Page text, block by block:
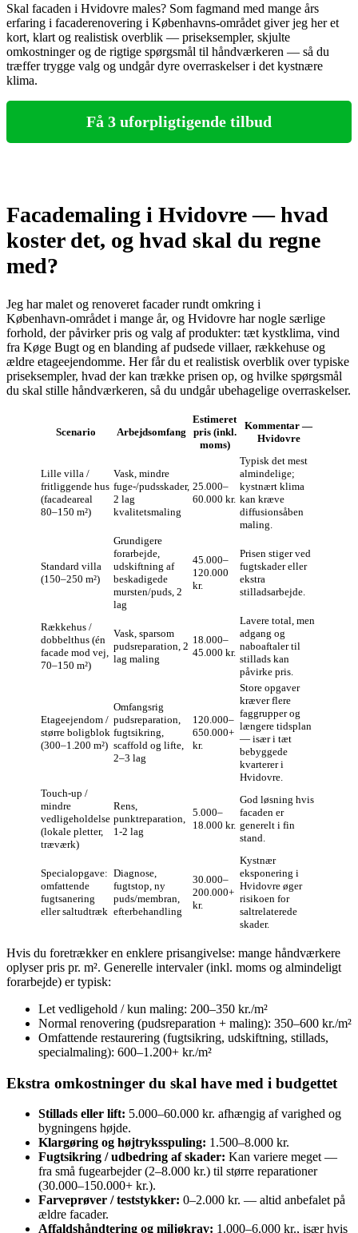
Skal facaden i Hvidovre males? Som fagmand med mange års
erfaring i facaderenovering i Københavns‑området giver jeg her et
kort, klart og realistisk overblik — priseksempler, skjulte
omkostninger og de rigtige spørgsmål til håndværkeren — så du
træffer trygge valg og undgår dyre overraskelser i det kystnære
klima.
Få 3 uforpligtigende tilbud
Facademaling i Hvidovre — hvad
koster det, og hvad skal du regne
med?
Jeg har malet og renoveret facader rundt omkring i
København‑området i mange år, og Hvidovre har nogle særlige
forhold, der påvirker pris og valg af produkter: tæt kystklima, vind
fra Køge Bugt og en blanding af pudsede villaer, rækkehuse og
ældre etageejendomme. Her får du et realistisk overblik over typiske
priseksempler, hvad der kan trække prisen op, og hvilke spørgsmål
du skal stille håndværkeren, så du undgår ubehagelige overraskelser.
Scenario Arbejdsomfang
Estimeret
pris (inkl.
moms)
Kommentar —
Hvidovre
Lille villa /
fritliggende hus
(facadeareal
80–150 m²)
Vask, mindre
fuge-/pudsskader,
2 lag
kvalitetsmaling
25.000–
60.000 kr.
Typisk det mest
almindelige;
kystnært klima
kan kræve
diffusionsåben
maling.
Standard villa
(150–250 m²)
Grundigere
forarbejde,
udskiftning af
beskadigede
mursten/puds, 2
lag
45.000–
120.000
kr.
Prisen stiger ved
fugtskader eller
ekstra
stilladsarbejde.
Rækkehus /
dobbelthus (én
facade mod vej,
70–150 m²)
Vask, sparsom
pudsreparation, 2
lag maling
18.000–
45.000 kr.
Lavere total, men
adgang og
naboaftaler til
stillads kan
påvirke pris.
Etageejendom /
større boligblok
(300–1.200 m²)
Omfangsrig
pudsreparation,
fugtsikring,
scaffold og lifte,
2–3 lag
120.000–
650.000+
kr.
Store opgaver
kræver flere
faggrupper og
længere tidsplan
— især i tæt
bebyggede
kvarterer i
Hvidovre.
Touch‑up /
mindre
vedligeholdelse
(lokale pletter,
træværk)
Rens,
punktreparation,
1‑2 lag
5.000–
18.000 kr.
God løsning hvis
facaden er
generelt i fin
stand.
Specialopgave:
omfattende
fugtsanering
eller saltudtræk
Diagnose,
fugtstop, ny
puds/membran,
efterbehandling
30.000–
200.000+
kr.
Kystnær
eksponering i
Hvidovre øger
risikoen for
saltrelaterede
skader.
Hvis du foretrækker en enklere prisangivelse: mange håndværkere
oplyser pris pr. m². Generelle intervaler (inkl. moms og almindeligt
forarbejde) er typisk:
Let vedligehold / kun maling: 200–350 kr./m²
Normal renovering (pudsreparation + maling): 350–600 kr./m²
Omfattende restaurering (fugtsikring, udskiftning, stillads,
specialmaling): 600–1.200+ kr./m²
Ekstra omkostninger du skal have med i budgettet
Stillads eller lift: 5.000–60.000 kr. afhængig af varighed og
bygningens højde.
Klargøring og højtryksspuling: 1.500–8.000 kr.
Fugtsikring / udbedring af skader: Kan variere meget —
fra små fugearbejder (2–8.000 kr.) til større reparationer
(30.000–150.000+ kr.).
Farveprøver / teststykker: 0–2.000 kr. — altid anbefalet på
ældre facader.
Affaldshåndtering og miljøkrav: 1.000–6.000 kr., især hvis